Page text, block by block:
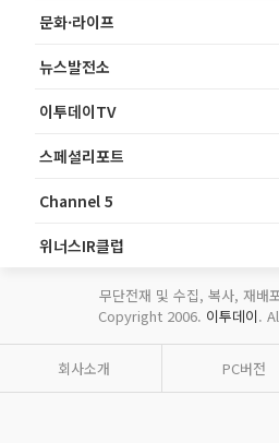
문화·라이프
뉴스발전소
이투데이TV
스페셜리포트
Channel 5
위너스IR클럽
무단전재 및 수집, 복사, 재배
Copyright 2006. 이투데이.
회사소개 PC버전